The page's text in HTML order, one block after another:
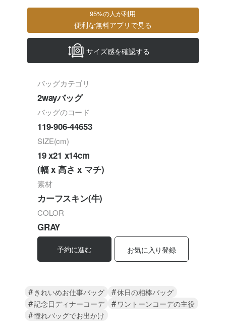
95%の人が利用
便利な無料アプリで見る
サイズ感を確認する
バッグカテゴリ
2wayバッグ
バッグのコード
119-906-44653
SIZE(cm)
19 x21 x14cm
(幅 x 高さ x マチ)
素材
カーフスキン(牛)
COLOR
GRAY
予約に進む お気に入り登録
# きれいめお仕事バッグ #休日の相棒バッグ
#記念日ディナーコーデ # ワントーンコーデの主役
#憧れバッグでお出かけ